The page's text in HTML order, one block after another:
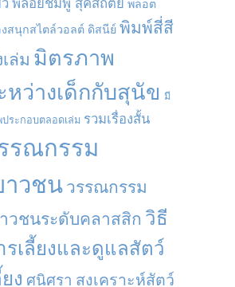
พลอยชมพู สุคัสถิตย์ พล็อต
งสนุกสไตล์วอลต์ ดิสนีย์ พิมพ์สี่สี
ล่ม มิตรภาพ
หว่างเด็กกับสุนัข มี
ประกอบตลอดเล่ม รวมเรื่องสั้น
รณกรรม
าวชน วรรณกรรม
าวชนระดับคลาสสิก วิธี
รเลี้ยงและดูแลสัตว์
ง ศนิศรา สงเคราะห์สัตว์